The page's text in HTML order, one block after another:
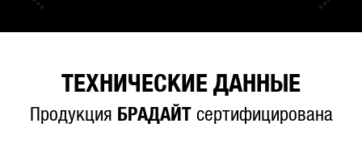
ТЕХНИЧЕСКИЕ ДАННЫЕ
Продукция БРАДАЙТсертифицирована